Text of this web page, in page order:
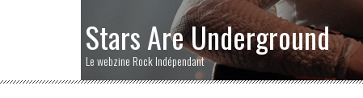
Stars Are Underground
Le webzine Rock Indépendant